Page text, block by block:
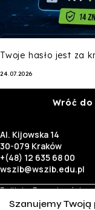
Twoje hasło jest za
24.07.2026
Wróć
Al. Kijowska 14
30-079 Kraków
+(48) 12 635 68 00
wszib@wszib.edu.pl
Polityka Prywatności
RODO
Szanujemy